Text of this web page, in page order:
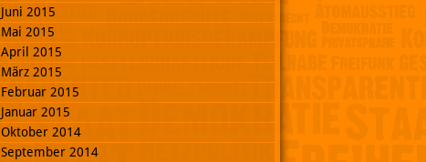
Juni 2015
Mai 2015
April 2015
März 2015
Februar 2015
Januar 2015
Oktober 2014
September 2014